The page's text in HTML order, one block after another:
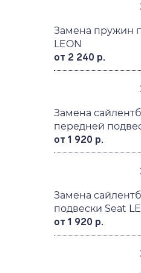
Замена пружин
LEON
от 2 240 р.
Замена
передней
от 1 920 р.
Замена
подвески Seat
от 1 920 р.